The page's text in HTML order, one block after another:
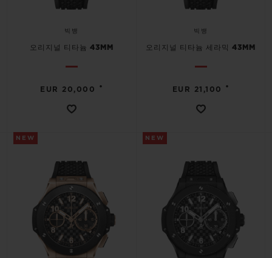
빅뱅
오리지널 티타늄 43MM
EUR 20,000 •
빅뱅
오리지널 티타늄 세라믹 43MM
EUR 21,100 •
NEW NEW
휴블로티스타 및 연장 보증
무료 배송 & 반품
연락처